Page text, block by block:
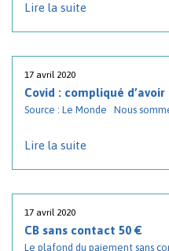
Lire la suite
17 avril 2020
Covid : compliqué
Source : Le Monde Nous
Lire la suite
17 avril 2020
CB sans contact 50 €
Le plafond du paiement sans